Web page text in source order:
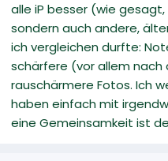
alle iP besser (wie
sondern auch andere,
ich vergleichen durfte:
schärfere (vor allem nach
rauschärmere Fotos. Ich
haben einfach mit
eine Gemeinsamkeit ist